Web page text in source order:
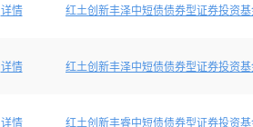
详情 红土创新丰泽中短债债券型证券投资
详情 红土创新丰泽中短债债券型证券投资
详情 红土创新丰睿中短债债券型证券投资